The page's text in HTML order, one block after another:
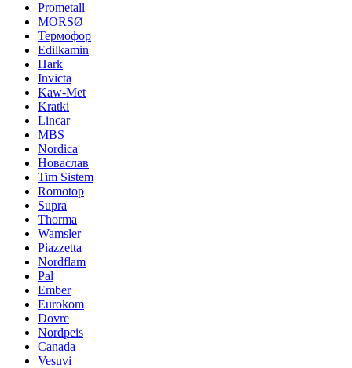
Prometall
MORSØ
Термофор
Edilkamin
Hark
Invicta
Kaw-Met
Kratki
Lincar
MBS
Nordica
Новаслав
Tim Sistem
Romotop
Supra
Thorma
Wamsler
Piazzetta
Nordflam
Pal
Ember
Eurokom
Dovre
Nordpeis
Canada
Vesuvi